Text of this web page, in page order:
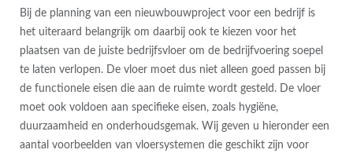
Bij de planning van een nieuwbouwproject voor een bedrijf is
het uiteraard belangrijk om daarbij ook te kiezen voor het
plaatsen van de juiste bedrijfsvloer om de bedrijfvoering soepel
te laten verlopen. De vloer moet dus niet alleen goed passen bij
de functionele eisen die aan de ruimte wordt gesteld. De vloer
moet ook voldoen aan specifieke eisen, zoals hygiëne,
duurzaamheid en onderhoudsgemak. Wij geven u hieronder een
aantal voorbeelden van vloersystemen die geschikt zijn voor